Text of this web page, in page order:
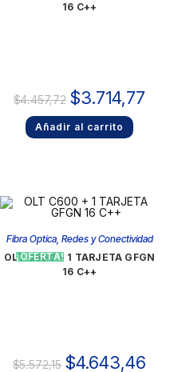
16 C++
$4.457,72 $3.714,77
Añadir al carrito
¡OFERTA!
Fibra Optica, Redes y Conectividad
OLT C600 + 1 TARJETA GFGN
16 C++
$5.572,15 $4.643,46